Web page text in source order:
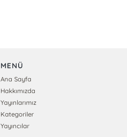
MENÜ
Ana Sayfa
Hakkımızda
Yayınlarımız
Kategoriler
Yayıncılar